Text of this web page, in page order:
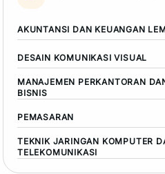
AKUNTANSI DAN KEUANGAN
DESAIN KOMUNIKASI VISUAL
MANAJEMEN PERKANTORAN
BISNIS
PEMASARAN
TEKNIK JARINGAN KOMPUTER
TELEKOMUNIKASI